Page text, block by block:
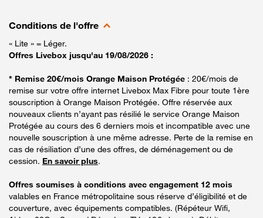
Conditions de l'offre
« Lite » = Léger.
Offres Livebox jusqu'au 19/08/2026 :
* Remise 20€/mois Orange Maison Protégée : 20€/mois de
remise sur votre offre internet Livebox Max Fibre pour toute 1ère
souscription à Orange Maison Protégée. Offre réservée aux
nouveaux clients n’ayant pas résilié le service Orange Maison
Protégée au cours des 6 derniers mois et incompatible avec une
nouvelle souscription à une même adresse. Perte de la remise en
cas de résiliation d’une des offres, de déménagement ou de
cession. En savoir plus.
Offres soumises à conditions avec engagement 12 mois
valables en France métropolitaine sous réserve d’éligibilité et de
couverture, avec équipements compatibles. (Répéteur Wifi,